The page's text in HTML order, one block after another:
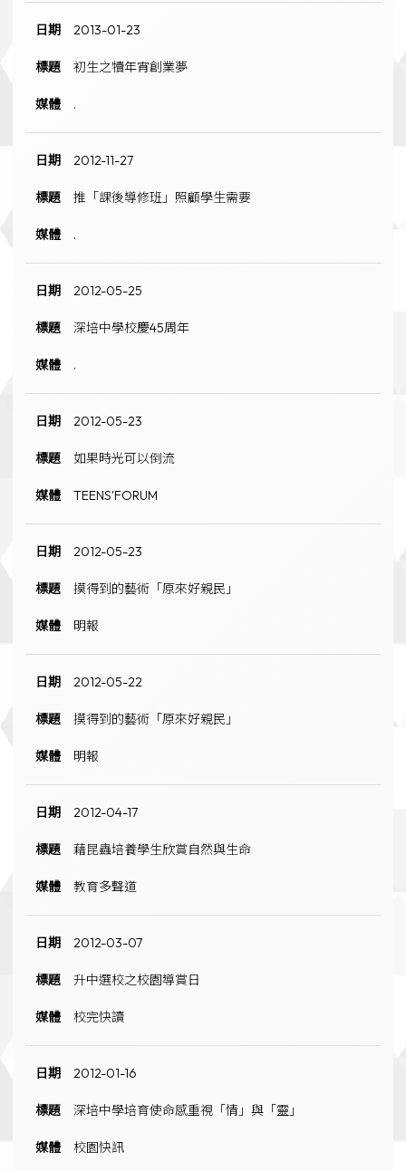
2013-01-23
初生之犢年宵創業夢
.
2012-11-27
推「課後導修班」照顧學生需要
.
2012-05-25
深培中學校慶45周年
.
2012-05-23
如果時光可以倒流
TEENS'FORUM
2012-05-23
摸得到的藝術「原來好親民」
明報
2012-05-22
摸得到的藝術「原來好親民」
明報
2012-04-17
藉昆蟲培養學生欣賞自然與生命
教育多聲道
2012-03-07
升中選校之校園導賞日
校完快讀
2012-01-16
深培中學培育使命感重視「情」與「靈」
校園快訊